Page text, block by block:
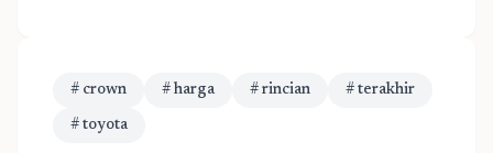
# crown # harga # rincian # terakhir
# toyota